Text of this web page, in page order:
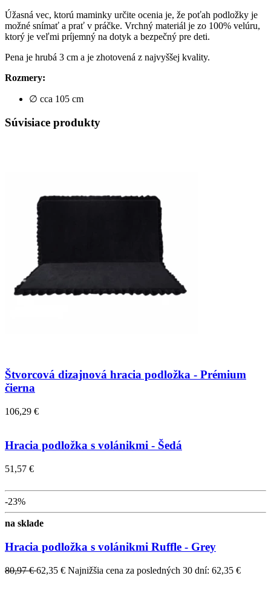
Úžasná vec, ktorú maminky určite ocenia je, že poťah podložky je
možné snímať a prať v práčke. Vrchný materiál je zo 100% velúru,
ktorý je veľmi príjemný na dotyk a bezpečný pre deti.
Pena je hrubá 3 cm a je zhotovená z najvyššej kvality.
Rozmery:
∅ cca 105 cm
Súvisiace produkty
Štvorcová dizajnová hracia podložka - Prémium
čierna
106,29 €
Hracia podložka s volánikmi - Šedá
51,57 €
-23%
na sklade
Hracia podložka s volánikmi Ruffle - Grey
80,97 €62,35 € Najnižšia cena za posledných 30 dní: 62,35 €